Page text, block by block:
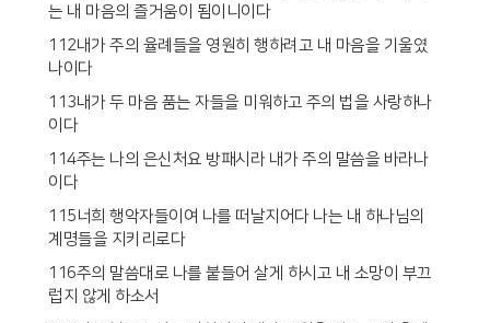
는 내 마음의 즐거움이 됨이니이다
112내가 주의 율례들을 영원히 행하려고 내 마음을 기울였
나이다
113내가 두 마음 품는 자들을 미워하고 주의 법을 사랑하나
이다
114주는 나의 은신처요 방패시라 내가 주의 말씀을 바라나
이다
115너희 행악자들이여 나를 떠날지어다 나는 내 하나님의
계명들을 지키리로다
116주의 말씀대로 나를 붙들어 살게 하시고 내 소망이 부끄
럽지 않게 하소서